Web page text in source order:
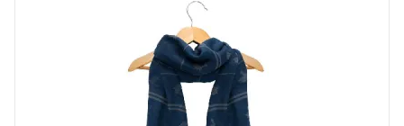
variations.
Les
options
peuvent
être
choisies